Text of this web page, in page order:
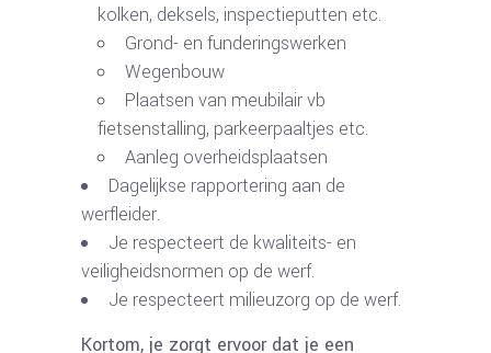
kolken, deksels, inspectieputten etc.
Grond- en funderingswerken
Wegenbouw
Plaatsen van meubilair vb
fietsenstalling, parkeerpaaltjes etc.
Aanleg overheidsplaatsen
Dagelijkse rapportering aan de
werfleider.
Je respecteert de kwaliteits- en
veiligheidsnormen op de werf.
Je respecteert milieuzorg op de werf.
Kortom, je zorgt ervoor dat je een